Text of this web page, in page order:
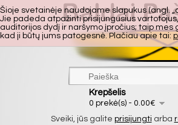
Krepšelis
0 prekė(s) - 0.00€
Sveiki, jūs galite prisijungti arba
Šioje svetainėje naudojame slapukus (angl.
Jie padeda atpažinti prisijungusius
auditorijos dydį ir naršymo įpročius; taip mes
kad ji būtų jums patogesnė. Plačiau apie tai: